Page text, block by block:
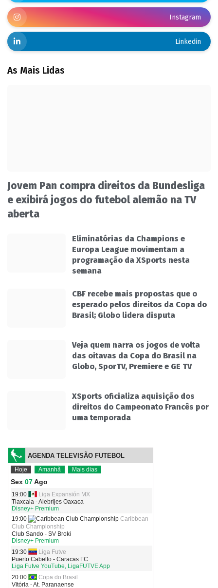
Instagram
Linkedin
As Mais Lidas
Jovem Pan compra direitos da Bundesliga
e exibirá jogos do futebol alemão na TV
aberta
Eliminatórias da Champions e
Europa League movimentam a
programação da XSports nesta
semana
CBF recebe mais propostas que o
esperado pelos direitos da Copa do
Brasil; Globo lidera disputa
Veja quem narra os jogos de volta
das oitavas da Copa do Brasil na
Globo, SporTV, Premiere e GE TV
XSports oficializa aquisição dos
direitos do Campeonato Francês por
uma temporada